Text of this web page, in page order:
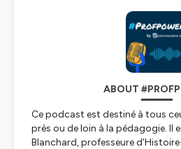
ABOUT
Ce podcast est destiné à tous
près ou de loin à la pédagogie. Il
Blanchard, professeure